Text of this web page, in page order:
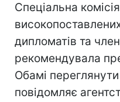
Спеціальна
дипломатів та
рекомендувала
Обамі
повідомляє